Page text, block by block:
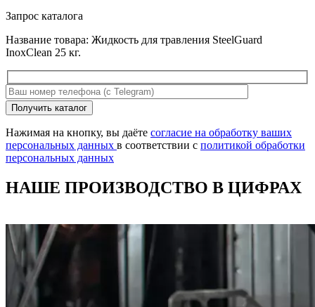
Запрос каталога
Название товара: Жидкость для травления SteelGuard
InoxClean 25 кг.
Оставьте
это
поле
пустым.
Получить каталог
Нажимая на кнопку, вы даёте согласие на обработку ваших
персональных данных в соответствии с политикой обработки
персональных данных
НАШЕ ПРОИЗВОДСТВО В ЦИФРАХ